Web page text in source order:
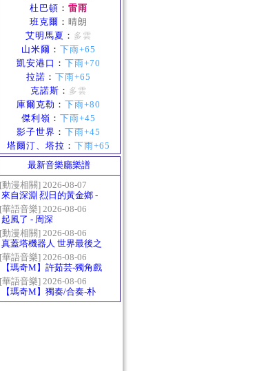
杜巴頓 ： 雷雨
班克爾 ： 晴朗
艾明馬夏 ： 多雲
山米爾 ： 下雨+65
凱安港口 ： 下雨+70
拉諾 ： 下雨+65
克諾斯 ： 多雲
庫爾克勒 ： 下雨+80
傑利嶺 ： 下雨+45
影子世界 ： 下雨+45
塔爾汀、塔拉 ： 下雨+65
最新音樂廳樂譜
[動漫相關] 2026-08-07
來自深淵 烈日的黃金鄉 -
Gravity
[華語音樂] 2026-08-06
起風了 - 周深
[動漫相關] 2026-08-06
真蓋塔機器人 世界最後之
日OP2 HEATS
[華語音樂] 2026-08-06
【瑪奇M】許茹芸-獨角戲
[華語音樂] 2026-08-06
【瑪奇M】獨奏/合奏-朴
樹-那些花兒